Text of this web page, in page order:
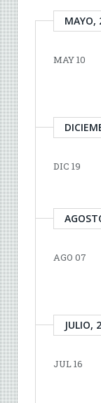
MAYO,
MAY 10
DIC 19
AGO 07
JULIO,
JUL 16